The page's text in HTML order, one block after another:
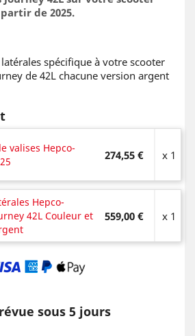
partir de 2025.
spécifique à votre scooter
de 42L chacune version argent
valises Hepco-
274,55 € x 1
Hepco-
42L Couleur et
559,00 € x 1
sous 5 jours